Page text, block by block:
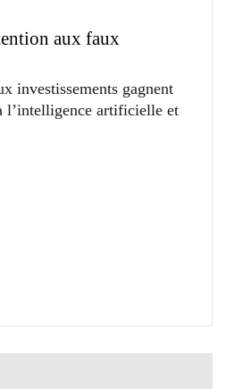
aux faux
investissements gagnent
l’intelligence artificielle et